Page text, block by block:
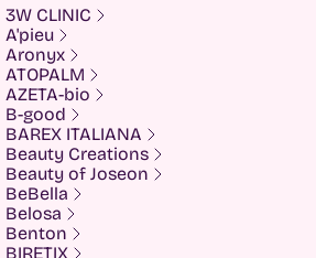
3W CLINIC
A'pieu
Aronyx
ATOPALM
AZETA-bio
B-good
BAREX ITALIANA
Beauty Creations
Beauty of Joseon
BeBella
Belosa
Benton
BIRETIX